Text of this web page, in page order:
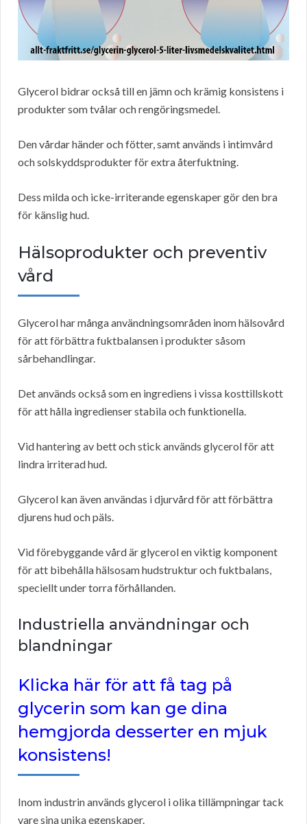
Glycerol bidrar också till en jämn och krämig konsistens i
produkter som tvålar och rengöringsmedel.
Den vårdar händer och fötter, samt används i intimvård
och solskyddsprodukter för extra återfuktning.
Dess milda och icke-irriterande egenskaper gör den bra
för känslig hud.
Hälsoprodukter och preventiv
vård
Glycerol har många användningsområden inom hälsovård
för att förbättra fuktbalansen i produkter såsom
sårbehandlingar.
Det används också som en ingrediens i vissa kosttillskott
för att hålla ingredienser stabila och funktionella.
Vid hantering av bett och stick används glycerol för att
lindra irriterad hud.
Glycerol kan även användas i djurvård för att förbättra
djurens hud och päls.
Vid förebyggande vård är glycerol en viktig komponent
för att bibehålla hälsosam hudstruktur och fuktbalans,
speciellt under torra förhållanden.
Industriella användningar och
blandningar
Klicka här för att få tag på
glycerin som kan ge dina
hemgjorda desserter en mjuk
konsistens!
Inom industrin används glycerol i olika tillämpningar tack
vare sina unika egenskaper.